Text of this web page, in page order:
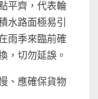
平齊，代表輪
水路面極易引
雨季來臨前確
，切勿延誤。
、應確保貨物